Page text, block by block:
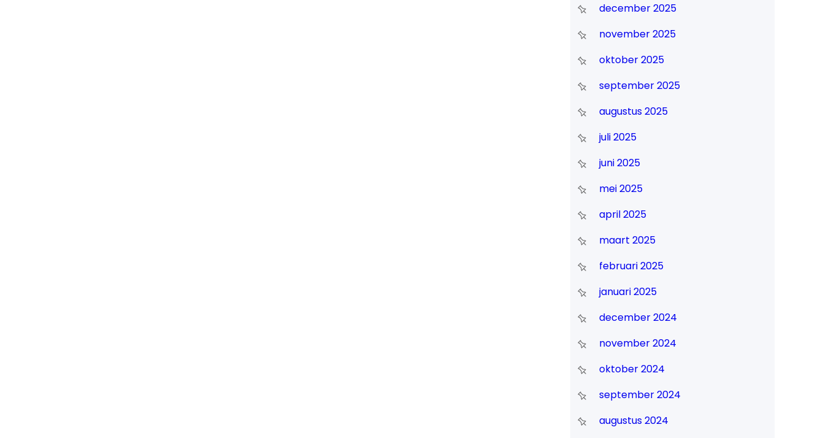
december 2025
november 2025
oktober 2025
september 2025
augustus 2025
juli 2025
juni 2025
mei 2025
april 2025
maart 2025
februari 2025
januari 2025
december 2024
november 2024
oktober 2024
september 2024
augustus 2024